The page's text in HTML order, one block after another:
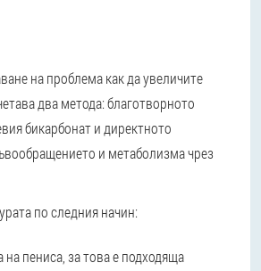
на проблема как да увеличите
два метода: благотворното
бикарбонат и директното
и метаболизма чрез
по следния начин:
на пениса, за това е подходяща